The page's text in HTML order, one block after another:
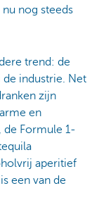
nog steeds
trend: de
industrie. Net
zijn
en
de Formule 1-
aperitief
een van de